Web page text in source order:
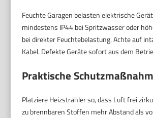
Feuchte Garagen belasten elektrische
mindestens IP44 bei Spritzwasser oder
bei direkter Feuchtebelastung. Achte auf
Kabel. Defekte Geräte sofort aus dem
Praktische
Platziere Heizstrahler so, dass Luft frei
zu brennbaren Stoffen mehr Abstand als